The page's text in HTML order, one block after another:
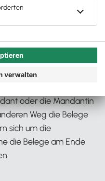
an.
übernehmen Sie
wie die
den Jahresabschluss.
oder die Mandantin
Weg die Belege
sich um die
die Belege am Ende